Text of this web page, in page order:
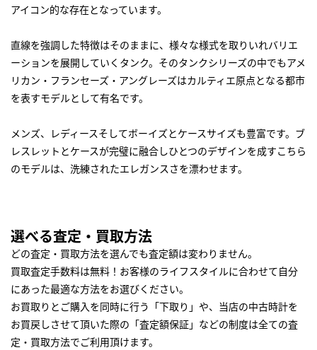
アイコン的な存在となっています。
直線を強調した特徴はそのままに、様々な様式を取りいれバリエ
ーションを展開していくタンク。そのタンクシリーズの中でもアメ
リカン・フランセーズ・アングレーズはカルティエ原点となる都市
を表すモデルとして有名です。
メンズ、レディースそしてボーイズとケースサイズも豊富です。ブ
レスレットとケースが完璧に融合しひとつのデザインを成すこちら
のモデルは、洗練されたエレガンスさを漂わせます。
選べる査定・買取方法
どの査定・買取方法を選んでも査定額は変わりません。
買取査定手数料は無料！お客様のライフスタイルに合わせて自分
にあった最適な方法をお選びください。
お買取りとご購入を同時に行う「下取り」や、当店の中古時計を
お買戻しさせて頂いた際の「査定額保証」などの制度は全ての査
定・買取方法でご利用頂けます。